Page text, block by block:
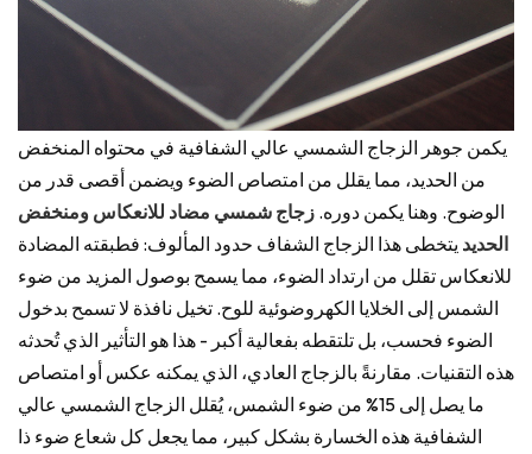
يكمن جوهر الزجاج الشمسي عالي الشفافية في محتواه المنخفض
من الحديد، مما يقلل من امتصاص الضوء ويضمن أقصى قدر من
الوضوح. وهنا يكمن دوره. زجاج شمسي مضاد للانعكاس ومنخفض
الحديد يتخطى هذا الزجاج الشفاف حدود المألوف: فطبقته المضادة
للانعكاس تقلل من ارتداد الضوء، مما يسمح بوصول المزيد من ضوء
الشمس إلى الخلايا الكهروضوئية للوح. تخيل نافذة لا تسمح بدخول
الضوء فحسب، بل تلتقطه بفعالية أكبر - هذا هو التأثير الذي تُحدثه
هذه التقنيات. مقارنةً بالزجاج العادي، الذي يمكنه عكس أو امتصاص
ما يصل إلى 15% من ضوء الشمس، يُقلل الزجاج الشمسي عالي
الشفافية هذه الخسارة بشكل كبير، مما يجعل كل شعاع ضوء ذا